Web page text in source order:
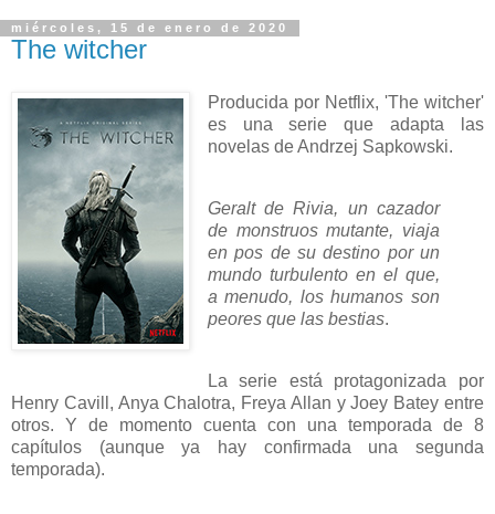
miércoles, 15 de enero de 2020
The witcher
Producida por Netflix, 'The witcher'
es una serie que adapta las
novelas de Andrzej Sapkowski.
Geralt de Rivia, un cazador
de monstruos mutante, viaja
en pos de su destino por un
mundo turbulento en el que,
a menudo, los humanos son
peores que las bestias.
La serie está protagonizada por
Henry Cavill, Anya Chalotra, Freya Allan y Joey Batey entre
otros. Y de momento cuenta con una temporada de 8
capítulos (aunque ya hay confirmada una segunda
temporada).